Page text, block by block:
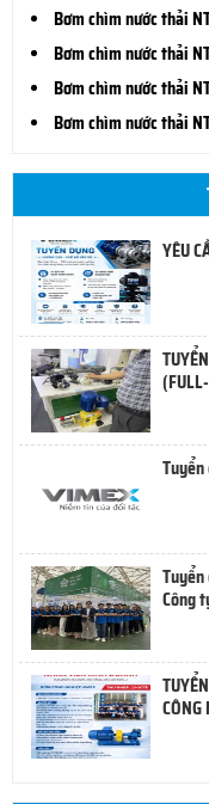
Bơm chìm nước thải
Bơm chìm nước thải
Bơm chìm nước thải
Bơm chìm nước thải
YÊU
Công
CÔNG